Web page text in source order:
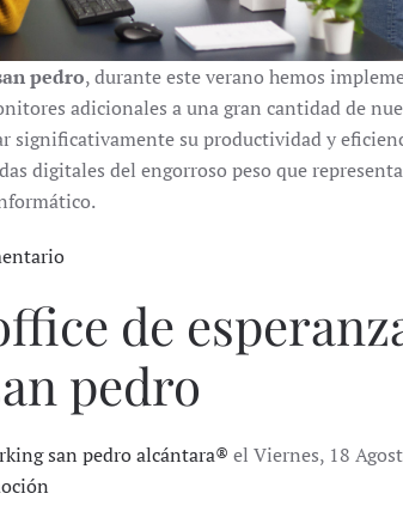
pedro, durante este verano hemos
adicionales a una gran cantidad de
significativamente su productividad y
digitales del engorroso peso que
de
pedro
san pedro alcántara® el Viernes, 18